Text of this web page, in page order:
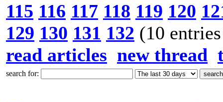
115 116 117 118 119 120
129 130 131 132 (10
read articles new thread
search for: